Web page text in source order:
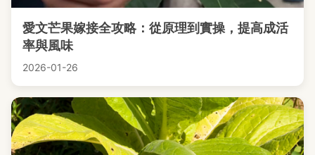
愛文芒果嫁接全攻略：從原理到實操，提高成活
率與風味
2026-01-26